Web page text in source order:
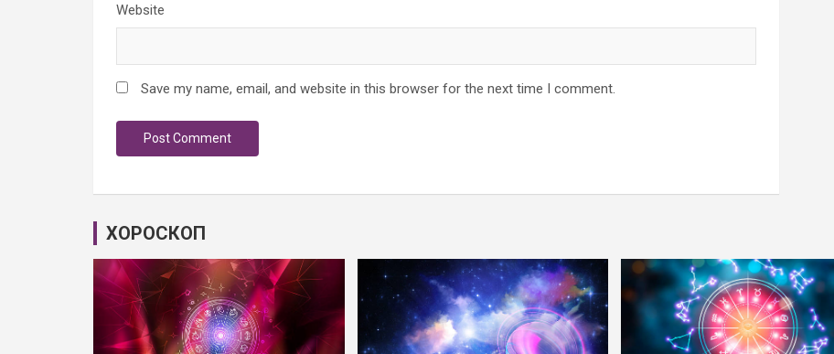
Website
Save my name, email, and website in this browser for the next time I comment.
ХОРОСКОП